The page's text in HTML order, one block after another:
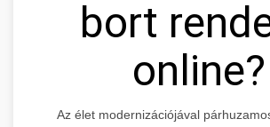
bort
online?
Az élet modernizációjával